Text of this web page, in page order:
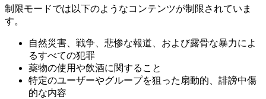
制限モードでは以下のようなコンテンツが制限されていま
す。
自然災害、戦争、悲惨な報道、および露骨な暴力によ
るすべての犯罪
薬物の使用や飲酒に関すること
特定のユーザーやグループを狙った扇動的、誹謗中傷
的な内容